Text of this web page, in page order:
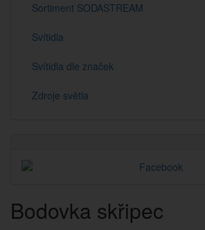
Sortiment SODASTREAM
Svítidla
Svítidla dle značek
Zdroje světla
Bodovka skřipec